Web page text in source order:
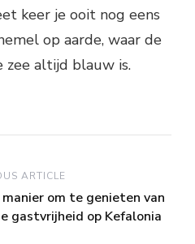
keer je ooit nog eens
op aarde, waar de
zee altijd blauw is.
ARTICLE
om te genieten van
gastvrijheid op Kefalonia